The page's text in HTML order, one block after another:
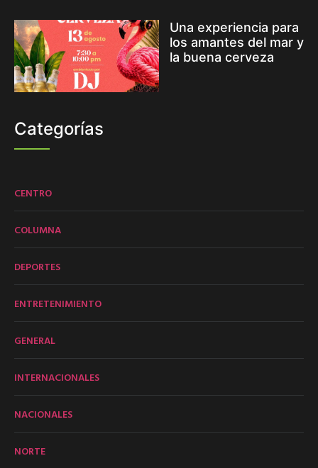
Una experiencia para
los amantes del mar y
la buena cerveza
Categorías
CENTRO
COLUMNA
DEPORTES
ENTRETENIMIENTO
GENERAL
INTERNACIONALES
NACIONALES
NORTE